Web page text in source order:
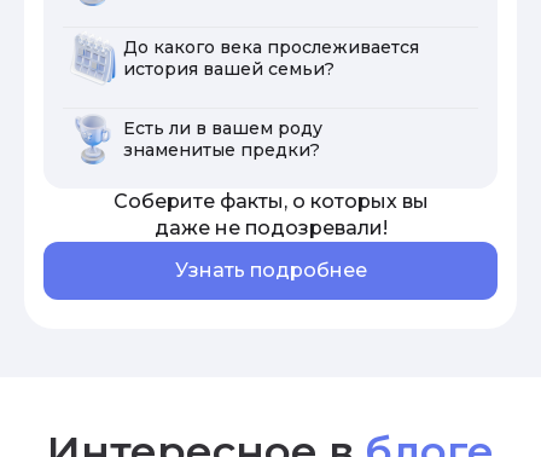
До какого века прослеживается
история вашей семьи?
Есть ли в вашем роду
знаменитые предки?
Соберите факты, о которых вы
даже не подозревали!
Узнать подробнее